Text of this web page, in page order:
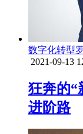
数字化转型
2021-09-13
狂奔的“
进阶路